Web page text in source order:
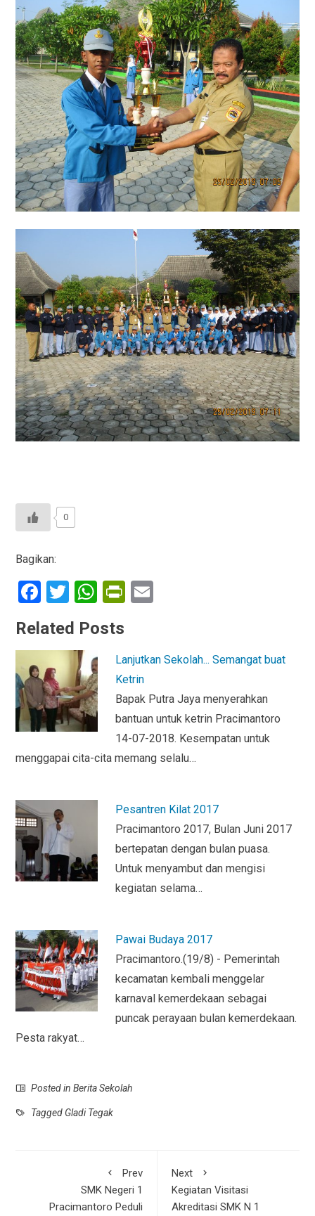
0
Bagikan:
F
ce
b
o
o
k
T
wi
tt
er
W
at
s
A
p
p
Pr
ri
e
n
dl
y
Related Posts
Lanjutkan Sekolah... Semangat buat
Ketrin
Bapak Putra Jaya menyerahkan
bantuan untuk ketrin Pracimantoro
14-07-2018. Kesempatan untuk
menggapai cita-cita memang selalu…
Pesantren Kilat 2017
Pracimantoro 2017, Bulan Juni 2017
bertepatan dengan bulan puasa.
Untuk menyambut dan mengisi
kegiatan selama…
Pawai Budaya 2017
Pracimantoro.(19/8) - Pemerintah
kecamatan kembali menggelar
karnaval kemerdekaan sebagai
puncak perayaan bulan kemerdekaan.
Pesta rakyat…
Posted inBerita Sekolah
Tagged Gladi Tegak
Prev
SMK Negeri 1
Pracimantoro Peduli
Next
Kegiatan Visitasi
Akreditasi SMK N 1